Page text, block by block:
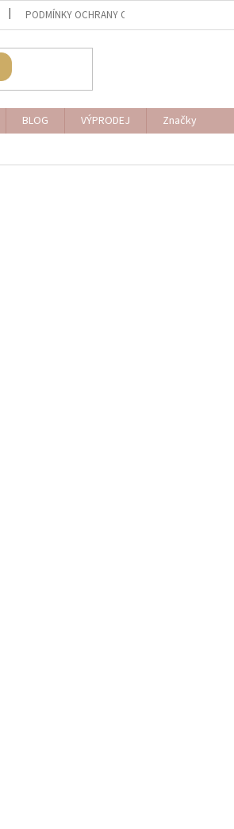
PODMÍNKY OCHRANY OSOBNÍCH ÚDAJŮ
BLOG VÝPRODEJ
Značky